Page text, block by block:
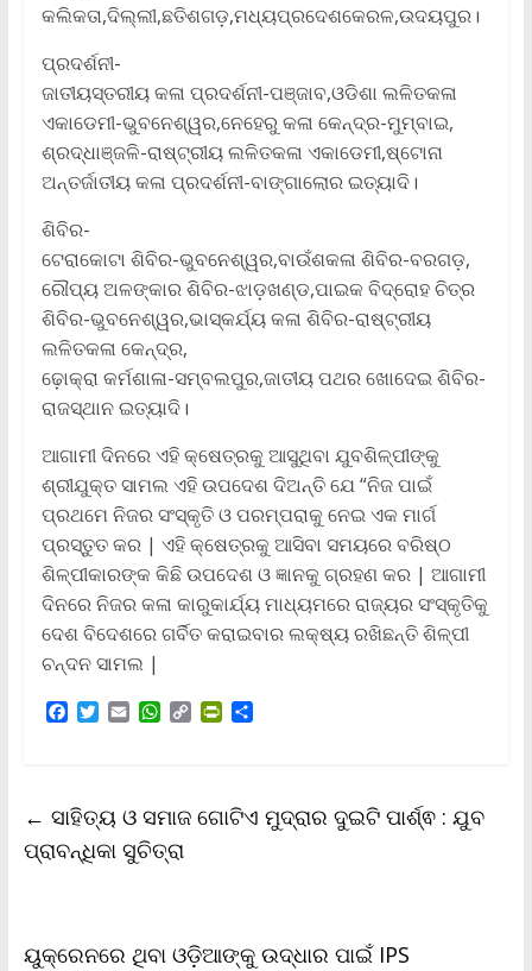
କଲିକତା,ଦିଲ୍ଲୀ,ଛତିଶଗଡ଼,ମଧ୍ୟପ୍ରଦେଶକେରଳ,ଉଦୟପୁର।
ପ୍ରଦର୍ଶନୀ-
ଜାତୀୟସ୍ତରୀୟ କଳା ପ୍ରଦର୍ଶନୀ-ପଞ୍ଜାବ,ଓଡିଶା ଲଳିତକଳା
ଏକାଡେମୀ-ଭୁବନେଶ୍ୱର,ନେହେରୁ କଳା କେନ୍ଦ୍ର-ମୁମ୍ବାଇ,
ଶ୍ରଦ୍ଧାଞ୍ଜଳି-ରାଷ୍ଟ୍ରୀୟ ଲଳିତକଳା ଏକାଡେମୀ,ଷ୍ଟୋନା
ଅନ୍ତର୍ଜାତୀୟ କଳା ପ୍ରଦର୍ଶନୀ-ବାଙ୍ଗାଲୋର ଇତ୍ୟାଦି।
ଶିବିର-
ଟେରାକୋଟା ଶିବିର-ଭୁବନେଶ୍ୱର,ବାଉଁଶକଳା ଶିବିର-ବରଗଡ଼,
ରୌପ୍ୟ ଅଳଙ୍କାର ଶିବିର-ଝାଡ଼ଖଣ୍ଡ,ପାଇକ ବିଦ୍ରୋହ ଚିତ୍ର
ଶିବିର-ଭୁବନେଶ୍ୱର,ଭାସ୍କର୍ଯ୍ୟ କଳା ଶିବିର-ରାଷ୍ଟ୍ରୀୟ
ଲଳିତକଳା କେନ୍ଦ୍ର,
ଢ଼ୋକ୍ରା କର୍ମଶାଳା-ସମ୍ବଲପୁର,ଜାତୀୟ ପଥର ଖୋଦେଇ ଶିବିର-
ରାଜସ୍ଥାନ ଇତ୍ୟାଦି।
ଆଗାମୀ ଦିନରେ ଏହି କ୍ଷେତ୍ରକୁ ଆସୁଥିବା ଯୁବଶିଳ୍ପୀଙ୍କୁ
ଶ୍ରୀଯୁକ୍ତ ସାମଲ ଏହି ଉପଦେଶ ଦିଅନ୍ତି ଯେ “ନିଜ ପାଇଁ
ପ୍ରଥମେ ନିଜର ସଂସ୍କୃତି ଓ ପରମ୍ପରାକୁ ନେଇ ଏକ ମାର୍ଗ
ପ୍ରସ୍ତୁତ କର | ଏହି କ୍ଷେତ୍ରକୁ ଆସିବା ସମୟରେ ବରିଷ୍ଠ
ଶିଳ୍ପୀକାରଙ୍କ କିଛି ଉପଦେଶ ଓ ଜ୍ଞାନକୁ ଗ୍ରହଣ କର | ଆଗାମୀ
ଦିନରେ ନିଜର କଳା କାରୁକାର୍ଯ୍ୟ ମାଧ୍ୟମରେ ରାଜ୍ୟର ସଂସ୍କୃତିକୁ
ଦେଶ ବିଦେଶରେ ଗର୍ବିତ କରାଇବାର ଲକ୍ଷ୍ୟ ରଖିଛନ୍ତି ଶିଳ୍ପୀ
ଚନ୍ଦନ ସାମଲ |
F
o
o
k
T
e
r
E
W
A
p
p
C
i
P
F
l
S
← ସାହିତ୍ୟ ଓ ସମାଜ ଗୋଟିଏ ମୁଦ୍ରାର ଦୁଇଟି ପାର୍ଶ୍ଵ : ଯୁବ
ପ୍ରାବନ୍ଧିକା ସୁଚିତ୍ରା
ୟୁକ୍ରେନରେ ଥିବା ଓଡ଼ିଆଙ୍କୁ ଉଦ୍ଧାର ପାଇଁ IPS